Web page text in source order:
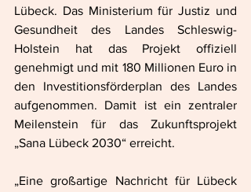
Lübeck. Das Ministerium für Justiz und
Gesundheit des Landes Schleswig-
Holstein hat das Projekt offiziell
genehmigt und mit 180 Millionen Euro in
den Investitionsförderplan des Landes
aufgenommen. Damit ist ein zentraler
Meilenstein für das Zukunftsprojekt
„Sana Lübeck 2030“ erreicht.
„Eine großartige Nachricht für Lübeck